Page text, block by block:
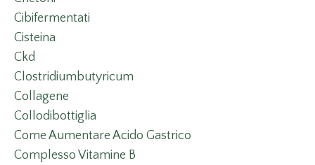
Cibifermentati
Cisteina
Ckd
Clostridiumbutyricum
Collagene
Collodibottiglia
Come Aumentare Acido Gastrico
Complesso Vitamine B